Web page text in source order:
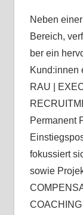
Neben
Bereich,
ber ein
Kund:innen
RAU |
Permanent
fokussiert
sowie